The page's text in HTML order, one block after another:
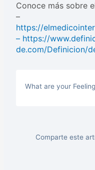
Conoce más sobre
–
https://
– https://
de.com/Definicion/
What are your
Comparte este